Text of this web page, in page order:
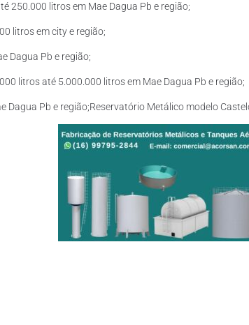
250.000 litros em Mae Dagua Pb e região;
litros em city e região;
Dagua Pb e região;
litros até 5.000.000 litros em Mae Dagua Pb e região;
Pb e região;Reservatório Metálico modelo